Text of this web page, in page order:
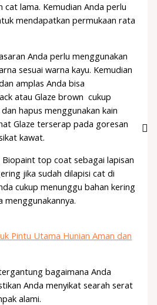
cat lama. Kemudian Anda perlu
mendapatkan permukaan rata
Anda perlu menggunakan
sesuai warna kayu. Kemudian
amplas Anda bisa
atau Glaze brown cukup
hapus menggunakan kain
Glaze terserap pada goresan
kawat.
top coat sebagai lapisan
jika sudah dilapisi cat di
cukup menunggu bahan kering
menggunakannya.
Pintu Utama Hunian Aman dan
bagaimana Anda
Anda menyikat searah serat
alami.